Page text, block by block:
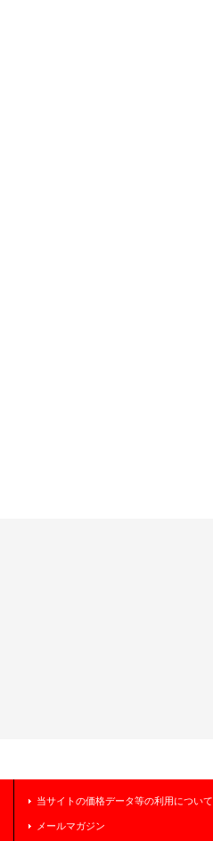
当サイトの価格データ等の利用について
メールマガジン